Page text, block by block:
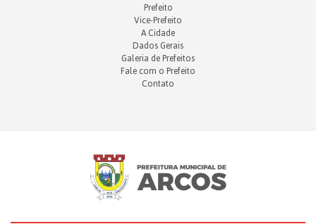
Prefeito
Vice-Prefeito
A Cidade
Dados Gerais
Galeria de Prefeitos
Fale com o Prefeito
Contato